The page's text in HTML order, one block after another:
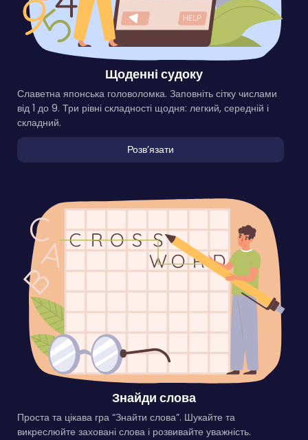
Щоденні судоку
Славетна японська головоломка. Заповніть сітку числами
від 1 до 9. Три рівні складності щодня: легкий, середній і
складний.
Розвʼязати
Знайди слова
Проста та цікава гра “Знайти слова”. Шукайте та
викреслюйте заховані слова і розвивайте уважність.